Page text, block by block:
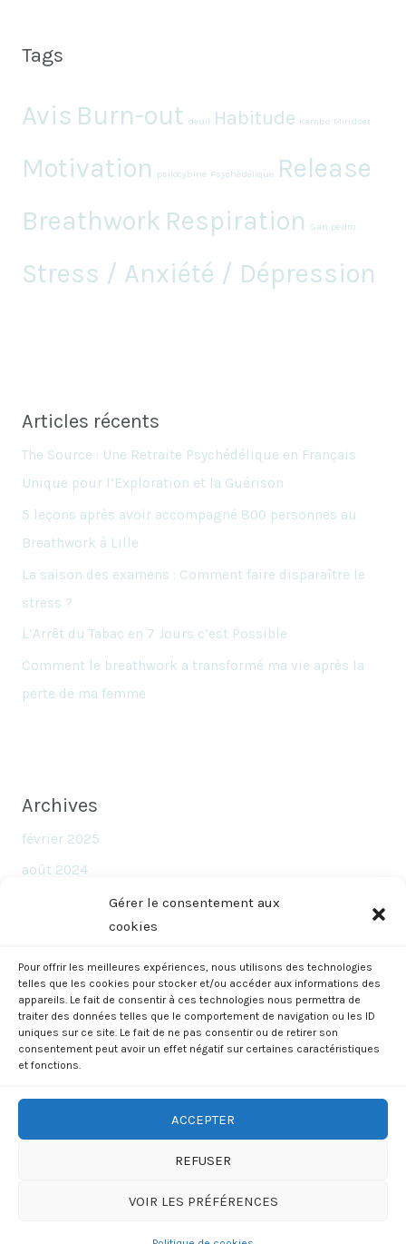
Gérer le consentement aux
cookies
Pour offrir les meilleures expériences, nous utilisons des technologies
telles que les cookies pour stocker et/ou accéder aux informations des
appareils. Le fait de consentir à ces technologies nous permettra de
traiter des données telles que le comportement de navigation ou les ID
uniques sur ce site. Le fait de ne pas consentir ou de retirer son
consentement peut avoir un effet négatif sur certaines caractéristiques
et fonctions.
ACCEPTER
REFUSER
VOIR LES PRÉFÉRENCES
Tags
Avis Burn-out deuil Habitude Kambo Mindset
Motivation psilocybine Psychédélique
Release
Breathwork Respiration San pedro
Stress / Anxiété / Dépression
Articles récents
The Source : Une Retraite Psychédélique en Français
Unique pour l’Exploration et la Guérison
5 leçons après avoir accompagné 800 personnes au
Breathwork à Lille
La saison des examens : Comment faire disparaître le
stress ?
L’Arrêt du Tabac en 7 Jours c’est Possible
Comment le breathwork a transformé ma vie après la
perte de ma femme
Archives
février 2025
août 2024
novembre 2023
octobre 2023
septembre 2023
73 rue Delbos, Bordeaux, FRANCE | Tel: +33667722262 | Email:
contact@world-therapy.com